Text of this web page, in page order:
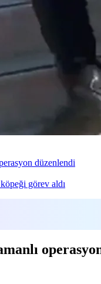
düzenlendi
görev aldı